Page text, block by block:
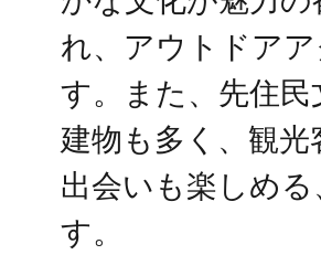
れ、アウトドア
す。また、先住
建物も多く、観
出会いも楽しめ
す。